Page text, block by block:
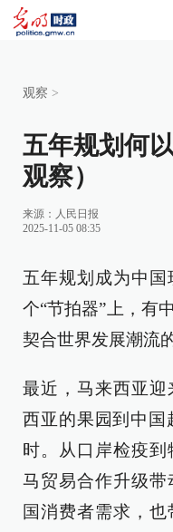
观察 >
五年规划何
观察）
来源： 人民日报
2025-11-05 08:35
五年规划成为中
个“节拍器”上，有
契合世界发展潮流
最近，马来西亚
西亚的果园到中国
时。从口岸检疫
马贸易合作升级带
国消费者需求，